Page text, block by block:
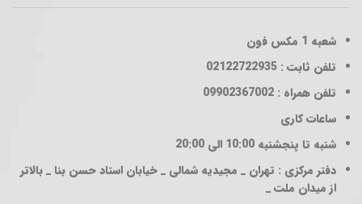
شعبه 1
مکس فون
تلفن ثابت : 02122722935
تلفن همراه : 09902367002
ساعات کاری
شنبه تا پنجشنبه 10:00 الی 20:00
دفتر مرکزی : تهران _ مجیدیه شمالی _ خیابان استاد حسن بنا _ بالاتر
از میدان ملت _